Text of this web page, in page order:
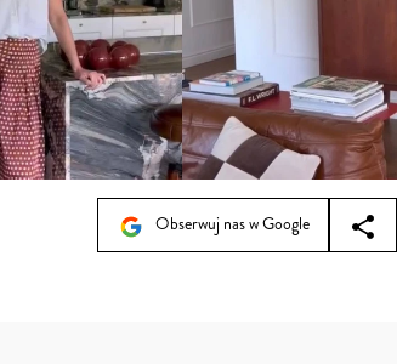
Obserwuj nas w Google